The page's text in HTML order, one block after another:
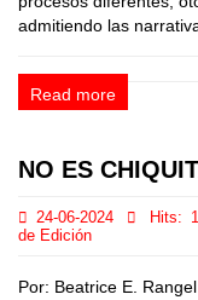
admitiendo las
Read more
NO ES
24-06-2024 Hits:
de Edición
Por: Beatrice E.